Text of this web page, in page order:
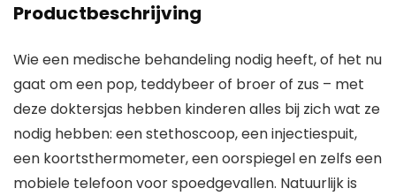
Productbeschrijving
Wie een medische behandeling nodig heeft, of het nu
gaat om een pop, teddybeer of broer of zus – met
deze doktersjas hebben kinderen alles bij zich wat ze
nodig hebben: een stethoscoop, een injectiespuit,
een koortsthermometer, een oorspiegel en zelfs een
mobiele telefoon voor spoedgevallen. Natuurlijk is